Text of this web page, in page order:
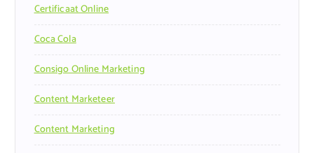
Certificaat Online
Coca Cola
Consigo Online Marketing
Content Marketeer
Content Marketing